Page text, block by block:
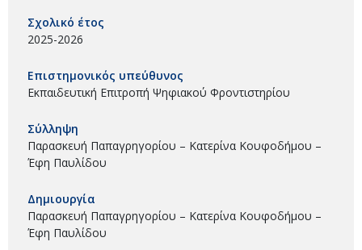
Σχολικό έτος
2025-2026
Επιστημονικός υπεύθυνος
Εκπαιδευτική Επιτροπή Ψηφιακού Φροντιστηρίου
Σύλληψη
Παρασκευή Παπαγρηγορίου – Κατερίνα Κουφοδήμου –
Έφη Παυλίδου
Δημιουργία
Παρασκευή Παπαγρηγορίου – Κατερίνα Κουφοδήμου –
Έφη Παυλίδου